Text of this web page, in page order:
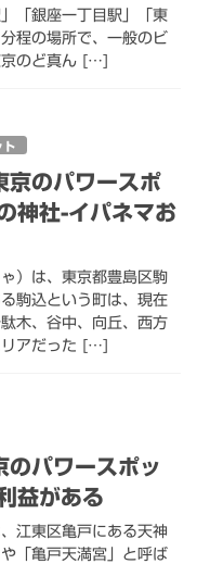
「銀座一丁目駅」「東
程の場所で、一般のビ
のど真ん […]
ト
のパワースポ
神社-イパネマお
）は、東京都豊島区駒
駒込という町は、現在
木、谷中、向丘、西方
アだった […]
パワースポッ
益がある
江東区亀戸にある天神
「亀戸天満宮」と呼ば